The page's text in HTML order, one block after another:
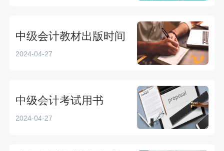
中级会计教材出版时间
2024-04-27
中级会计考试用书
2024-04-27